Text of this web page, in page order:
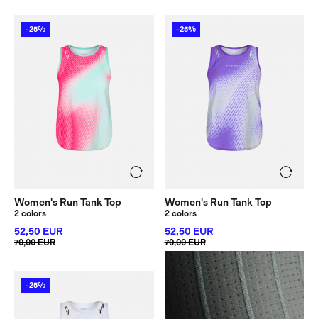
-25%
Women's Run Tank Top
2 colors
52,50 EUR
70,00 EUR
-25%
Women's Run Tank Top
2 colors
52,50 EUR
70,00 EUR
-25%